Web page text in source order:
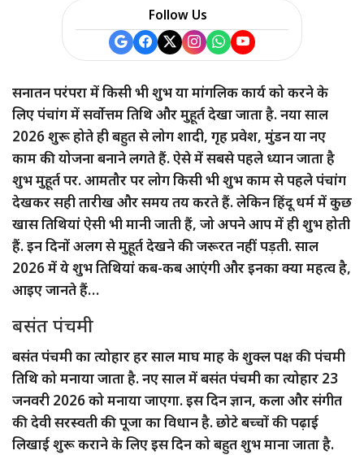
Follow Us
सनातन परंपरा में किसी भी शुभ या मांगलिक कार्य को करने के
लिए पंचांग में सर्वोत्तम तिथि और मुहूर्त देखा जाता है. नया साल
2026 शुरू होते ही बहुत से लोग शादी, गृह प्रवेश, मुंडन या नए
काम की योजना बनाने लगते हैं. ऐसे में सबसे पहले ध्यान जाता है
शुभ मुहूर्त पर. आमतौर पर लोग किसी भी शुभ काम से पहले पंचांग
देखकर सही तारीख और समय तय करते हैं. लेकिन हिंदू धर्म में कुछ
खास तिथियां ऐसी भी मानी जाती हैं, जो अपने आप में ही शुभ होती
हैं. इन दिनों अलग से मुहूर्त देखने की जरूरत नहीं पड़ती. साल
2026 में ये शुभ तिथियां कब-कब आएंगी और इनका क्या महत्व है,
आइए जानते हैं…
बसंत पंचमी
बसंत पंचमी का त्योहार हर साल माघ माह के शुक्ल पक्ष की पंचमी
तिथि को मनाया जाता है. नए साल में बसंत पंचमी का त्योहार 23
जनवरी 2026 को मनाया जाएगा. इस दिन ज्ञान, कला और संगीत
की देवी सरस्वती की पूजा का विधान है. छोटे बच्चों की पढ़ाई
लिखाई शुरू कराने के लिए इस दिन को बहुत शुभ माना जाता है.